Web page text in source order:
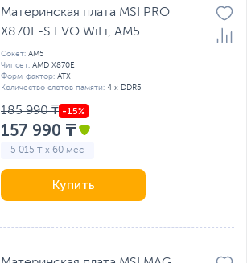
Материнская плата MSI PRO
X870E-S EVO WiFi, AM5
Сокет: AM5
Чипсет: AMD X870E
Форм-фактор: ATX
Количество слотов памяти: 4 x DDR5
185 990 ₸
157 990 ₸
5 015 ₸ x 60 мес
Купить